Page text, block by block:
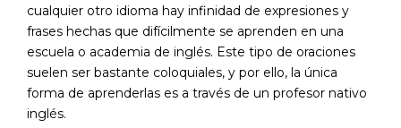
cualquier otro idioma hay infinidad de expresiones y
frases hechas que difícilmente se aprenden en una
escuela o academia de inglés. Este tipo de oraciones
suelen ser bastante coloquiales, y por ello, la única
forma de aprenderlas es a través de un profesor nativo
inglés.